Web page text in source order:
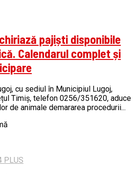
pajiști disponibile
Calendarul complet și
cu sediul în Municipiul Lugoj,
Timiș, telefon 0256/351620, aduce
de animale demararea procedurii...
PLUS